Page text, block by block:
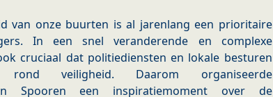
van onze buurten is al jarenlang een prioritaire
In een snel veranderende en complexe
cruciaal dat politiediensten en lokale besturen
rond veiligheid. Daarom organiseerde
Spooren een inspiratiemoment over de